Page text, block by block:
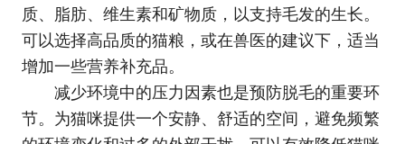
质、脂肪、维生素和矿物质，以支持毛发的生长。
可以选择高品质的猫粮，或在兽医的建议下，适当
增加一些营养补充品。
减少环境中的压力因素也是预防脱毛的重要环
节。为猫咪提供一个安静、舒适的空间，避免频繁